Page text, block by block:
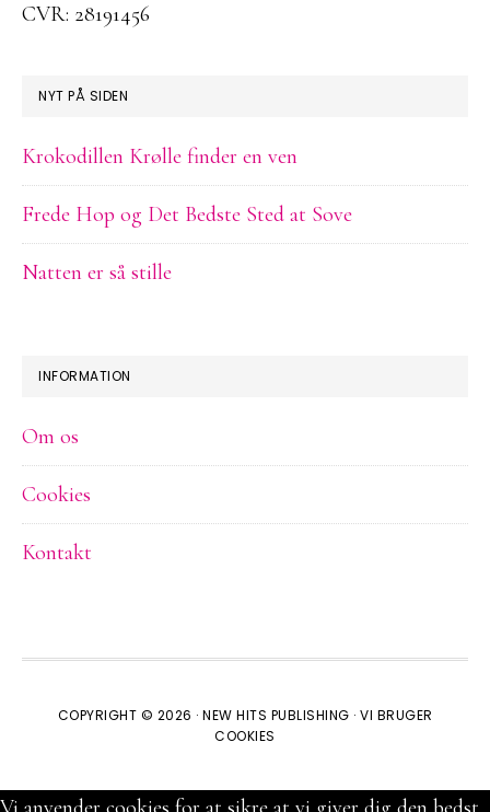
CVR: 28191456
NYT PÅ SIDEN
Krokodillen Krølle finder en ven
Frede Hop og Det Bedste Sted at Sove
Natten er så stille
INFORMATION
Om os
Cookies
Kontakt
COPYRIGHT © 2026 · NEW HITS PUBLISHING · VI BRUGER
COOKIES